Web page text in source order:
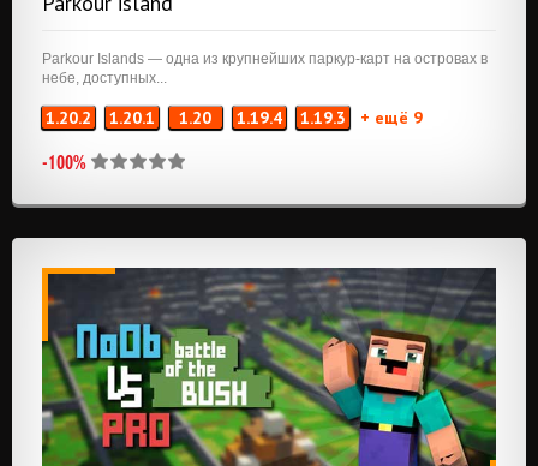
Parkour Islands — одна из крупнейших паркур-карт на островах в
небе, доступных...
1.20.2 1.20.1 1.20 1.19.4 1.19.3 + ещё 9
-100%